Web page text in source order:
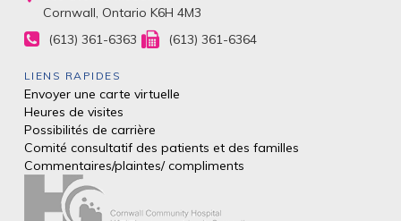
Cornwall, Ontario K6H 4M3
(613) 361-6363
(613) 361-6364
LIENS RAPIDES
Envoyer une carte virtuelle
Heures de visites
Possibilités de carrière
Comité consultatif des patients et des familles
Commentaires/plaintes/compliments